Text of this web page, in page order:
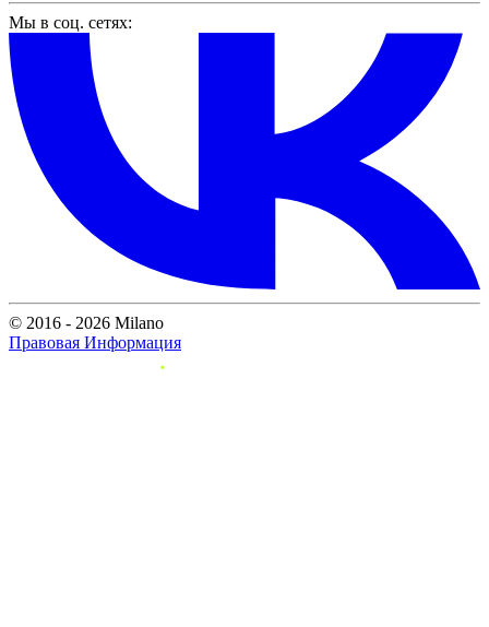
Мы в соц. сетях:
© 2016 - 2026 Milano
Правовая Информация